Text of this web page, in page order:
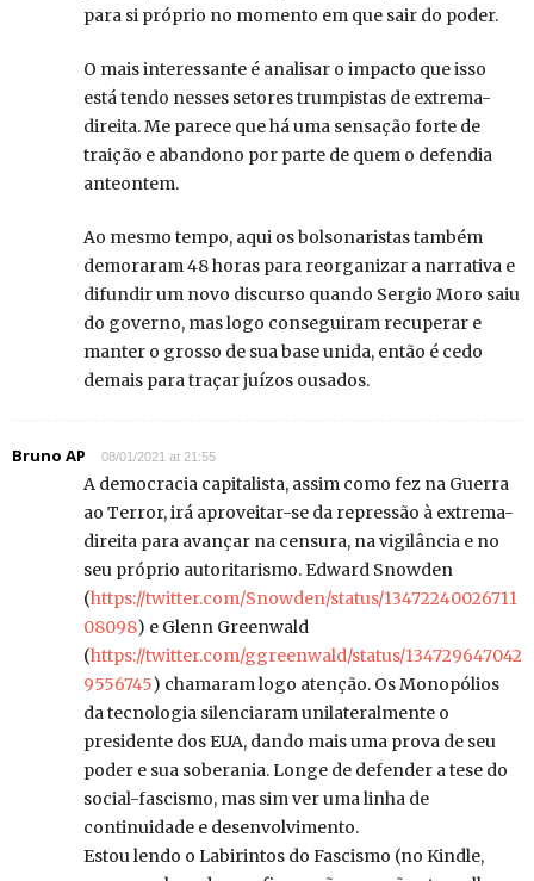
para si próprio no momento em que sair do poder.
O mais interessante é analisar o impacto que isso
está tendo nesses setores trumpistas de extrema-
direita. Me parece que há uma sensação forte de
traição e abandono por parte de quem o defendia
anteontem.
Ao mesmo tempo, aqui os bolsonaristas também
demoraram 48 horas para reorganizar a narrativa e
difundir um novo discurso quando Sergio Moro saiu
do governo, mas logo conseguiram recuperar e
manter o grosso de sua base unida, então é cedo
demais para traçar juízos ousados.
Bruno AP 08/01/2021 at 21:55
A democracia capitalista, assim como fez na Guerra
ao Terror, irá aproveitar-se da repressão à extrema-
direita para avançar na censura, na vigilância e no
seu próprio autoritarismo. Edward Snowden
(https://twitter.com/Snowden/status/13472240026711
08098) e Glenn Greenwald
(https://twitter.com/ggreenwald/status/134729647042
9556745) chamaram logo atenção. Os Monopólios
da tecnologia silenciaram unilateralmente o
presidente dos EUA, dando mais uma prova de seu
poder e sua soberania. Longe de defender a tese do
social-fascismo, mas sim ver uma linha de
continuidade e desenvolvimento.
Estou lendo o Labirintos do Fascismo (no Kindle,